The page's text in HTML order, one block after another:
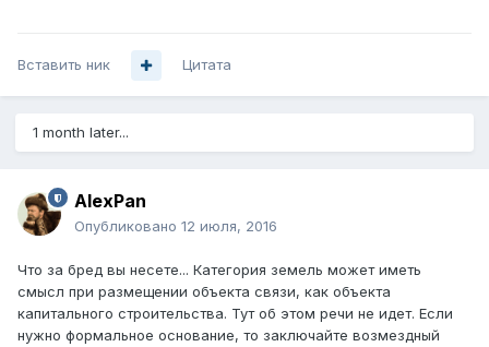
Вставить ник Цитата
1 month later...
AlexPan
Опубликовано 12 июля, 2016
Что за бред вы несете... Категория земель может иметь
смысл при размещении объекта связи, как объекта
капитального строительства. Тут об этом речи не идет. Если
нужно формальное основание, то заключайте возмездный